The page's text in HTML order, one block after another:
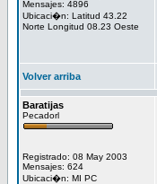
Mensajes: 4896
Ubicaci�n: Latitud 43.22
Norte Longitud 08.23 Oeste
Volver arriba
Baratijas
Pecadorl
Registrado: 08 May 2003
Mensajes: 624
Ubicaci�n: MI PC